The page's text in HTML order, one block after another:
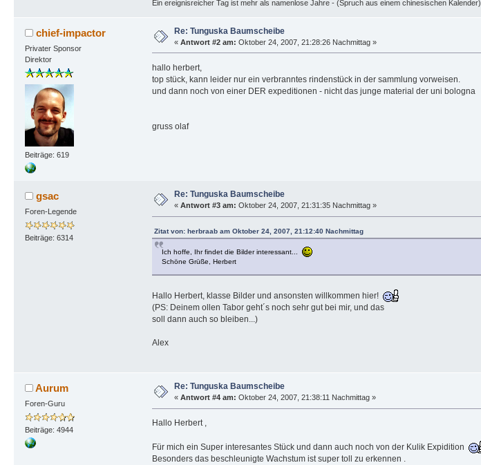
Ein ereignisreicher Tag ist mehr als namenlose Jahre - (Spruch aus einem chinesischen Kalender)
chief-impactor
Privater Sponsor
Direktor
Beiträge: 619
Re: Tunguska Baumscheibe
« Antwort #2 am: Oktober 24, 2007, 21:28:26 Nachmittag »
hallo herbert,
top stück, kann leider nur ein verbranntes rindenstück in der sammlung vorweisen.
und dann noch von einer DER expeditionen - nicht das junge material der uni bologna
gruss olaf
gsac
Foren-Legende
Beiträge: 6314
Re: Tunguska Baumscheibe
« Antwort #3 am: Oktober 24, 2007, 21:31:35 Nachmittag »
Zitat von: herbraab am Oktober 24, 2007, 21:12:40 Nachmittag
Ich hoffe, Ihr findet die Bilder interessant...
Schöne Grüße, Herbert
Hallo Herbert, klasse Bilder und ansonsten willkommen hier!
(PS: Deinem ollen Tabor geht´s noch sehr gut bei mir, und das
soll dann auch so bleiben...)
Alex
Aurum
Foren-Guru
Beiträge: 4944
Re: Tunguska Baumscheibe
« Antwort #4 am: Oktober 24, 2007, 21:38:11 Nachmittag »
Hallo Herbert ,
Für mich ein Super interesantes Stück und dann auch noch von der Kulik Expidition
Besonders das beschleunigte Wachstum ist super toll zu erkennen .